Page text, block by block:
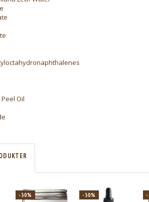
Oil
-30% -30%